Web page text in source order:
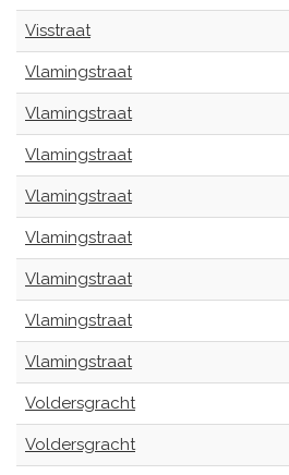
Visstraat
Vlamingstraat
Vlamingstraat
Vlamingstraat
Vlamingstraat
Vlamingstraat
Vlamingstraat
Vlamingstraat
Vlamingstraat
Voldersgracht
Voldersgracht